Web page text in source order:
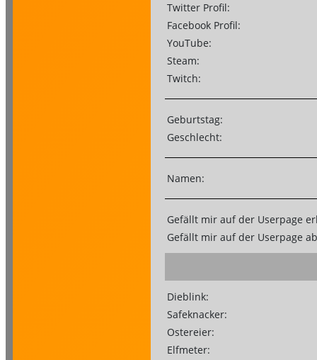
Twitter Profil:
Facebook Profil:
YouTube:
Steam:
Twitch:
Geburtstag:
Geschlecht:
Namen:
Gefällt mir auf der Userpage
Gefällt mir auf der Userpage
Dieblink:
Safeknacker:
Ostereier:
Elfmeter: